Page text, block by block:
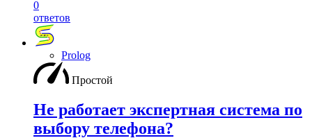
0
ответов
Prolog
Простой
Не работает экспертная система по
выбору телефона?